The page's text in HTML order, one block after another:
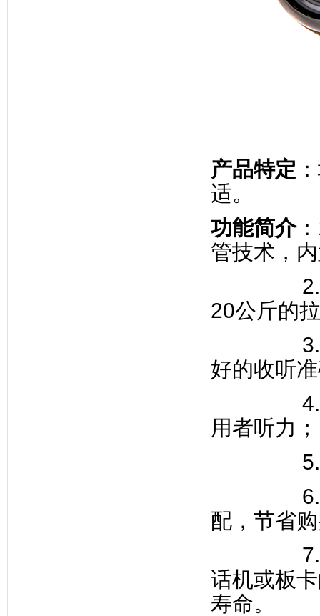
产品特定
适。
功能简介
管技术，
2. 耳机
20公斤的
3. 宽频
好的收听
4. 内置
用者听力；
5. 大耳
6. 可直
配，节省
7. 带快
话机或板
寿命。